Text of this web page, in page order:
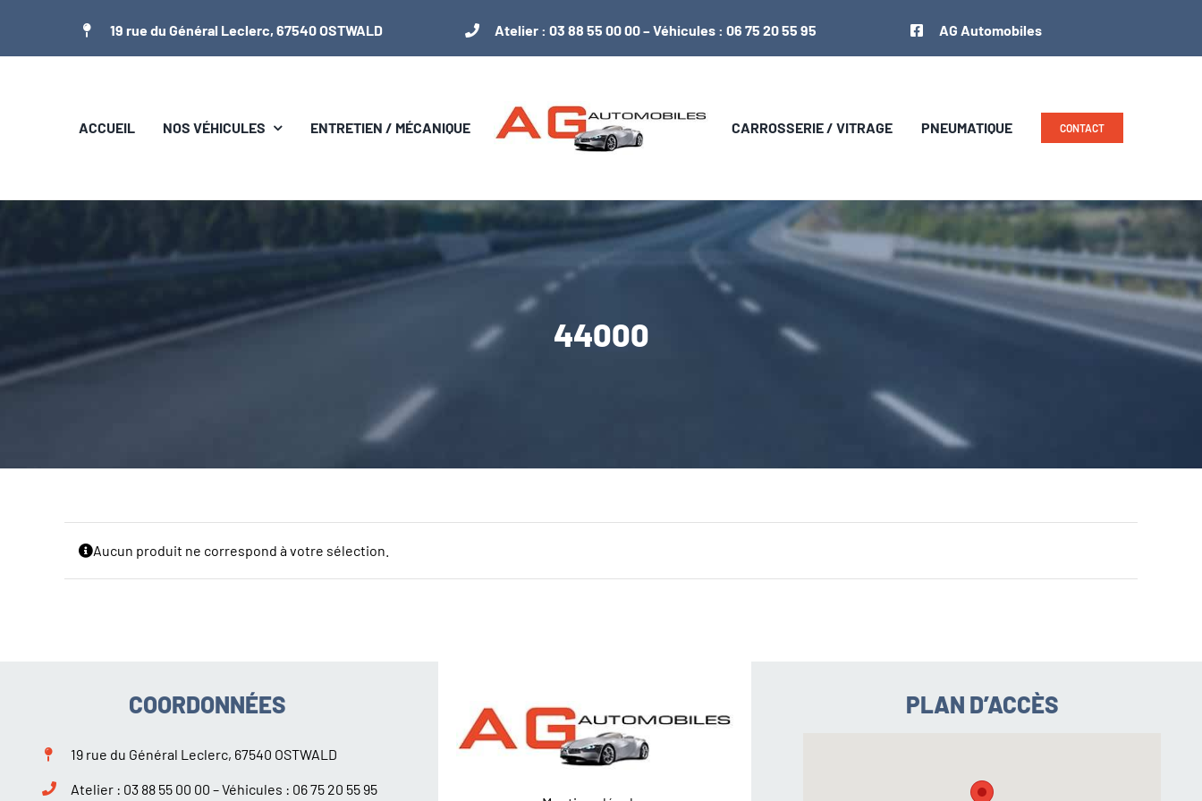
contenu
19 rue du Général Leclerc, 67540 OSTWALD Atelier : 03 88 55 00 00– Véhicules : 06 75 20 55 95 AG Automobiles
ACCUEIL NOS VÉHICULES ENTRETIEN / MÉCANIQUE CARROSSERIE / VITRAGE PNEUMATIQUE CONTACT
44000
Aucun produit ne correspond à votre sélection.
COORDONNÉES
19 rue du Général Leclerc, 67540 OSTWALD
Atelier : 03 88 55 00 00 – Véhicules : 06 75 20 55 95
PLAN D’ACCÈS